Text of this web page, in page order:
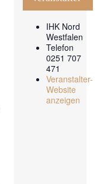
IHK Nord
Westfalen
Telefon
0251 707
471
Veranstalter-
Website
anzeigen